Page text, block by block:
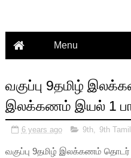
வகுப்பு 9தமிழ்
இலக்கணம் இயல் 1
6 years ago 9th, 9th Tamil
வகுப்பு 9தமிழ் இலக்கணம்